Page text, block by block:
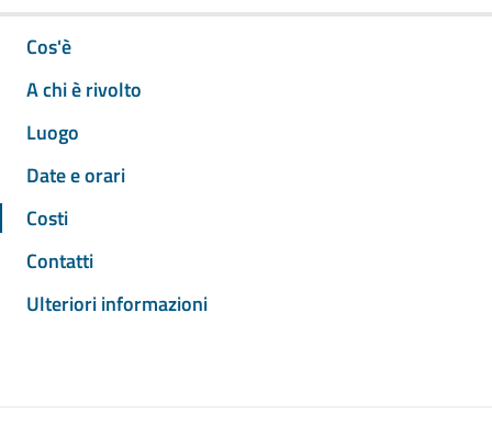
Cos'è
A chi è rivolto
Luogo
Date e orari
Costi
Contatti
Ulteriori informazioni